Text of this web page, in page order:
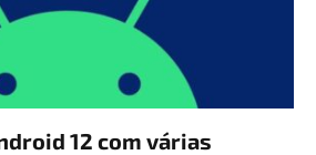
12 com várias